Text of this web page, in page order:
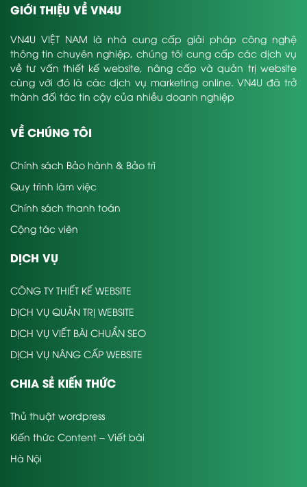
GIỚI THIỆU VỀ VN4U
VN4U VIỆT NAM là nhà cung cấp giải pháp công nghệ
thông tin chuyên nghiệp, chúng tôi cung cấp các dịch vụ
về tư vấn thiết kế website, nâng cấp và quản trị website
cùng với đó là các dịch vụ marketing online. VN4U đã trở
thành đối tác tin cậy của nhiều doanh nghiệp
VỀ CHÚNG TÔI
Chính sách Bảo hành & Bảo trì
Quy trình làm việc
Chính sách thanh toán
Cộng tác viên
DỊCH VỤ
CÔNG TY THIẾT KẾ WEBSITE
DỊCH VỤ QUẢN TRỊ WEBSITE
DỊCH VỤ VIẾT BÀI CHUẨN SEO
DỊCH VỤ NÂNG CẤP WEBSITE
CHIA SẺ KIẾN THỨC
Thủ thuật wordpress
Kiến thức Content – Viết bài
Hà Nội